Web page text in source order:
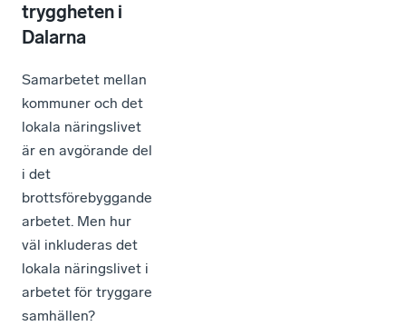
tryggheten i
Dalarna
Samarbetet mellan
kommuner och det
lokala näringslivet
är en avgörande del
i det
brottsförebyggande
arbetet. Men hur
väl inkluderas det
lokala näringslivet i
arbetet för tryggare
samhällen?